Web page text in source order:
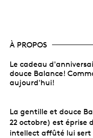
À PROPOS
Le cadeau
douce Balance!
aujourd'hui!
La gentille et douce
22 octobre) est éprise
intellect affûté lui sert